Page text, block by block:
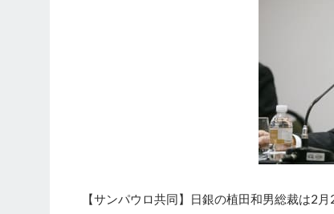
【サンパウロ共同】日銀の植田和男総裁は2